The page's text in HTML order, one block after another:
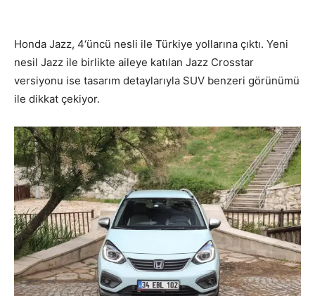
Honda Jazz, 4‘üncü nesli ile Türkiye yollarına çıktı. Yeni
nesil Jazz ile birlikte aileye katılan Jazz Crosstar
versiyonu ise tasarım detaylarıyla SUV benzeri görünümü
ile dikkat çekiyor.